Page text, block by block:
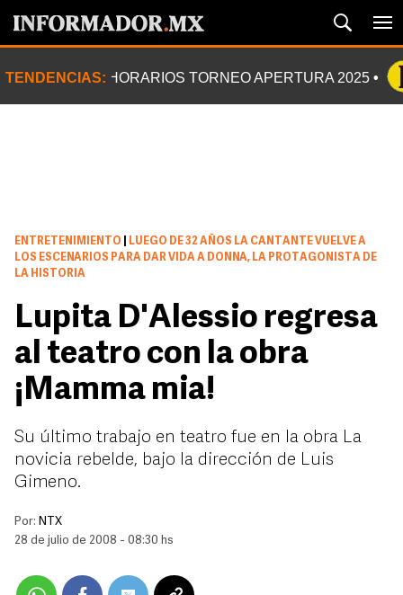
TENDENCIAS: HORARIOS TORNEO APERTURA 2025
ENTRETENIMIENTO
LUEGO DE 32 AÑOS LA CANTANTE VUELVE A
LOS ESCENARIOS PARA DAR VIDA A DONNA, LA PROTAGONISTA DE
LA HISTORIA
Lupita D'Alessio regresa
al teatro con la obra
¡Mamma mia!
Su último trabajo en teatro fue en la obra La
novicia rebelde, bajo la dirección de Luis
Gimeno.
Por: NTX
28 de julio de 2008 - 08:30 hs